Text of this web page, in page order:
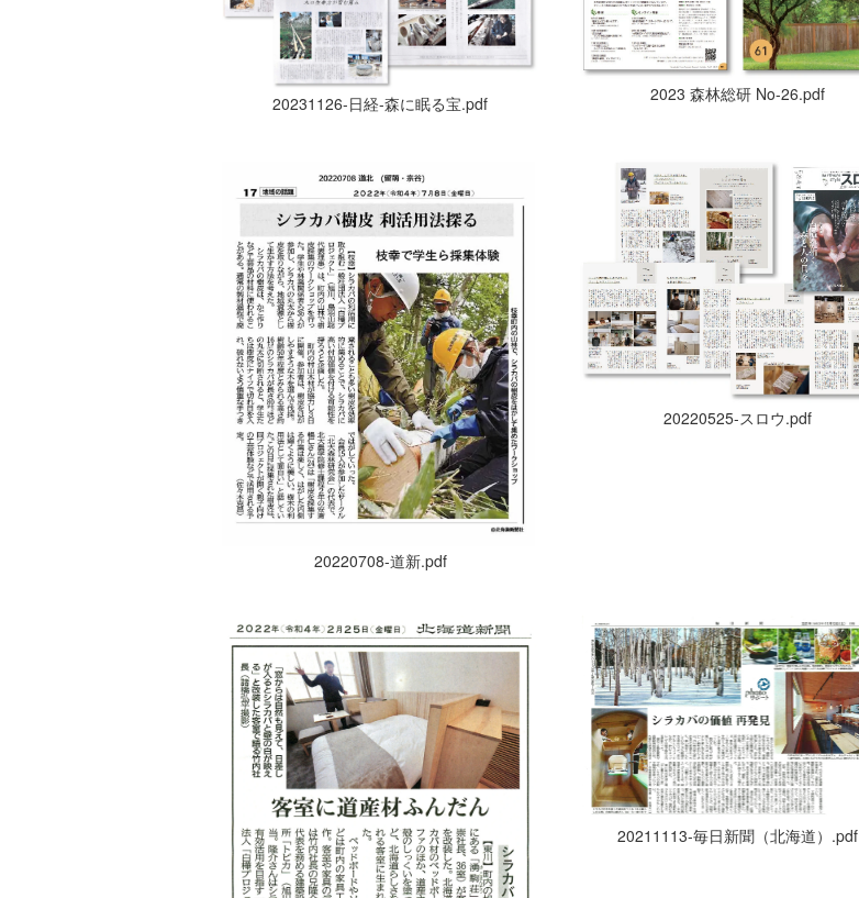
20231126-日経-森に眠る宝.pdf 2023 森林総研 No-26.pdf
20220708-道新.pdf
20220525-スロウ.pdf
20211113-毎日新聞（北海道）.pdf